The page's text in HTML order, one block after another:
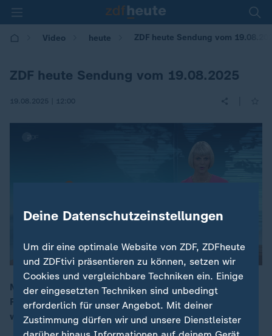
Video heute ZDF heute Sendung vom
ZDF heute Sendung vom 19.08.2025
19.08.2025 | 12:00
00:12
Mit folgenden Themen: Selenskyj bereit zu Treffen mit
Putin; Wechselhaftes Wetter wirkt sich auf Ernte aus;
weiteren Nachrichten und dem Wetter.
Deine Datenschutzeinstellungen
Um dir eine optimale Website von ZDF, ZDFheute
und ZDFtivi präsentieren zu können, setzen wir
Cookies und vergleichbare Techniken ein. Einige
der eingesetzten Techniken sind unbedingt
erforderlich für unser Angebot. Mit deiner
Zustimmung dürfen wir und unsere Dienstleister